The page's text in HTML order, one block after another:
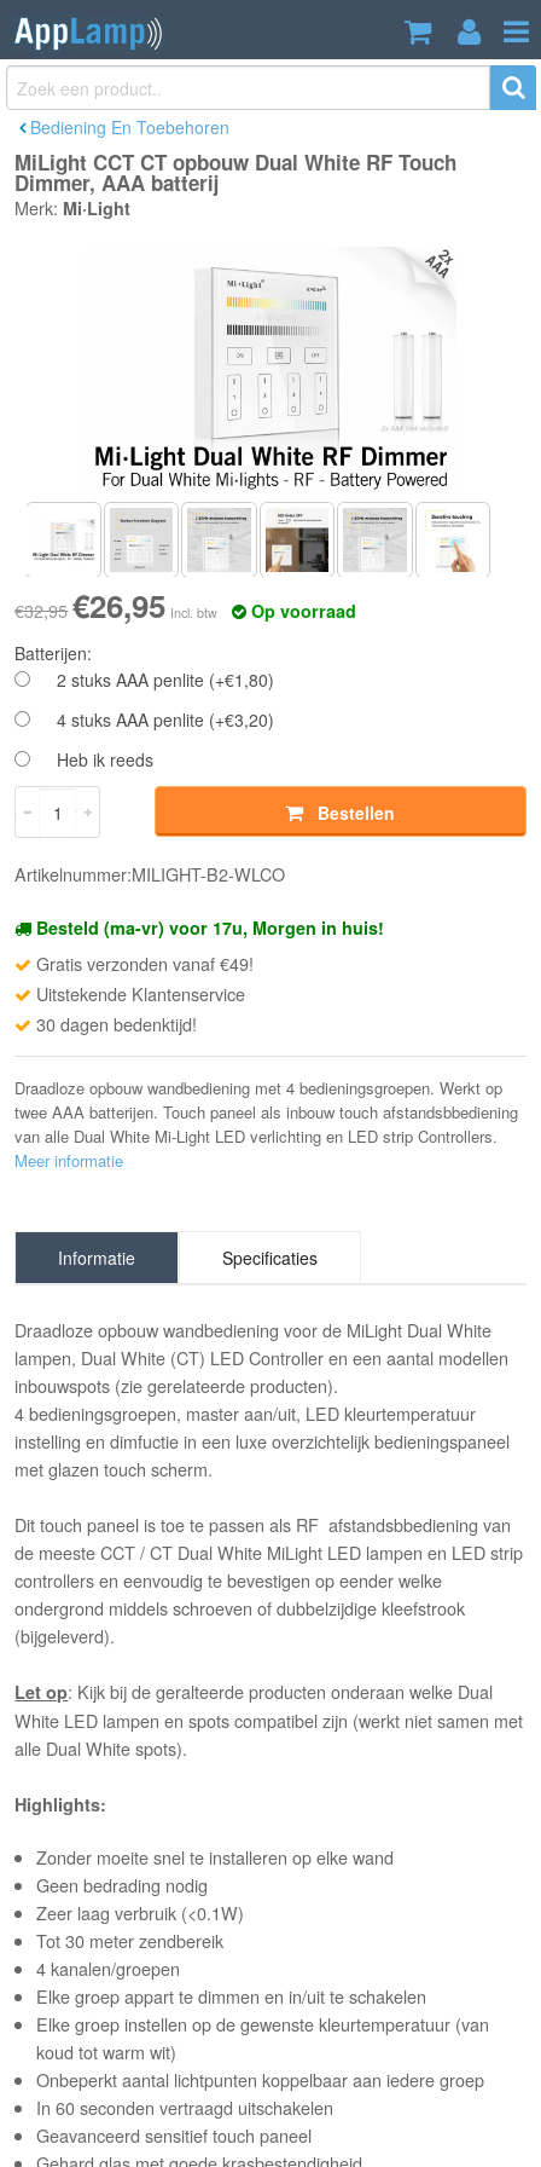
MiLight CCT CT opbouw Dual White RF
Touch Dimmer, AAA batterij
€32,95
Bediening En Toebehoren
MiLight CCT CT opbouw Dual White RF Touch
Dimmer, AAA batterij
Merk: Mi·Light
€32,95€26,95 Incl. btw
Op voorraad
Batterijen:
2 stuks AAA penlite (+€1,80)
4 stuks AAA penlite (+€3,20)
Heb ik reeds
Bestellen
Artikelnummer:MILIGHT-B2-WLCO
Besteld (ma-vr) voor 17u, Morgen in huis!
Gratis verzonden vanaf €49!
Uitstekende Klantenservice
30 dagen bedenktijd!
Draadloze opbouw wandbediening met 4 bedieningsgroepen. Werkt op
twee AAA batterijen. Touch paneel als inbouw touch afstandsbbediening
van alle Dual White Mi-Light LED verlichting en LED strip Controllers.
Meer informatie
Informatie Specificaties
Draadloze opbouw wandbediening voor de MiLight Dual White
lampen, Dual White (CT) LED Controller en een aantal modellen
inbouwspots (zie gerelateerde producten).
4 bedieningsgroepen, master aan/uit, LED kleurtemperatuur
instelling en dimfuctie in een luxe overzichtelijk bedieningspaneel
met glazen touch scherm.
Dit touch paneel is toe te passen als RF afstandsbbediening van
de meeste CCT / CT Dual White MiLight LED lampen en LED strip
controllers en eenvoudig te bevestigen op eender welke
ondergrond middels schroeven of dubbelzijdige kleefstrook
(bijgeleverd).
Let op: Kijk bij de geralteerde producten onderaan welke Dual
White LED lampen en spots compatibel zijn (werkt niet samen met
alle Dual White spots).
Highlights:
Zonder moeite snel te installeren op elke wand
Geen bedrading nodig
Zeer laag verbruik (<0.1W)
Tot 30 meter zendbereik
4 kanalen/groepen
Elke groep appart te dimmen en in/uit te schakelen
Elke groep instellen op de gewenste kleurtemperatuur (van
koud tot warm wit)
Onbeperkt aantal lichtpunten koppelbaar aan iedere groep
In 60 seconden vertraagd uitschakelen
Geavanceerd sensitief touch paneel